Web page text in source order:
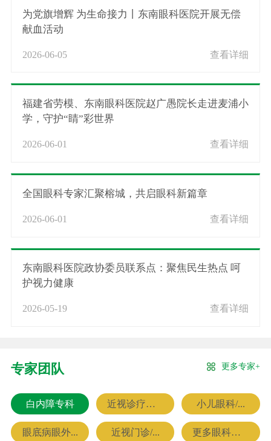
为党旗增辉 为生命接力丨东南眼科医院开展无偿
献血活动
2026-06-05 查看详细
福建省劳模、东南眼科医院赵广愚院长走进麦浦小
学，守护“睛”彩世界
2026-06-01 查看详细
全国眼科专家汇聚榕城，共启眼科新篇章
2026-06-01 查看详细
东南眼科医院政协委员联系点：聚焦民生热点 呵
护视力健康
2026-05-19 查看详细
专家团队 更多专家+
白内障专科 近视诊疗专科 小儿眼科/...
眼底病眼外... 近视门诊/... 更多眼科专家